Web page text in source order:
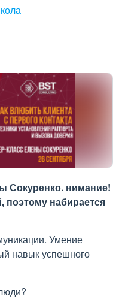
Сокуренко. нимание!
поэтому набирается
Умение
навык успешного